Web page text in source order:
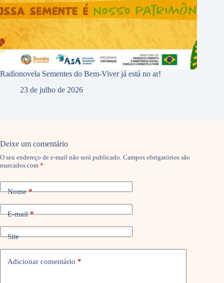
Radionovela Sementes do Bem-Viver já está no ar!
23 de julho de 2026
Deixe um comentário
O seu endereço de e-mail não será publicado. Campos obrigatórios são
marcados com *
Nome*
E-mail*
Site
Adicionar comentário *